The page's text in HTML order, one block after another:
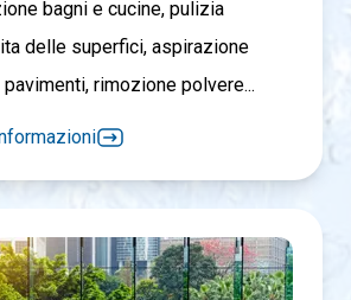
bagni e cucine, pulizia
delle superfici, aspirazione
rimozione polvere...